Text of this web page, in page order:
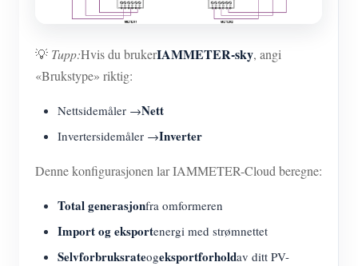
💡 Tupp:Hvis du brukerIAMMETER-sky, angi
«Brukstype» riktig:
Nettsidemåler →Nett
Invertersidemåler →Inverter
Denne konfigurasjonen lar IAMMETER-Cloud beregne:
Total generasjonfra omformeren
Import og eksportenergi med strømnettet
Selvforbruksrateogeksportforholdav ditt PV-